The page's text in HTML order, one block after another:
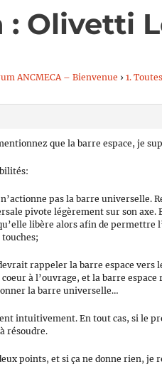
: Olivetti
ANCMECA – Bienvenue › 1.
que la barre espace, je
pas la barre universelle.
pivote légèrement sur son
libère alors afin de permettre
rappeler la barre espace vers
coeur à l’ouvrage, et la barre
la barre universelle…
intuitivement. En tout cas, si le
résoudre.
points, et si ça ne donne rien, je